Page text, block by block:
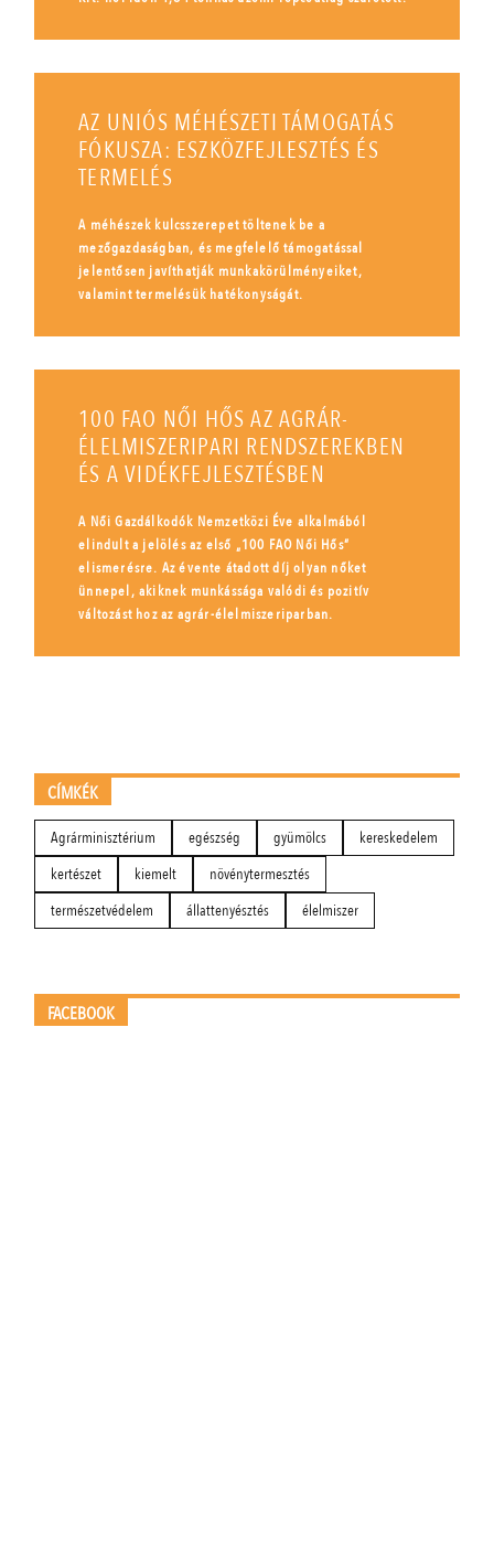
AZ UNIÓS MÉHÉSZETI TÁMOGATÁS
FÓKUSZA: ESZKÖZFEJLESZTÉS ÉS
TERMELÉS
A méhészek kulcsszerepet töltenek be a
mezőgazdaságban, és megfelelő támogatással
jelentősen javíthatják munkakörülményeiket,
valamint termelésük hatékonyságát.
100 FAO NŐI HŐS AZ AGRÁR-
ÉLELMISZERIPARI RENDSZEREKBEN
ÉS A VIDÉKFEJLESZTÉSBEN
A Női Gazdálkodók Nemzetközi Éve alkalmából
elindult a jelölés az első „100 FAO Női Hős”
elismerésre. Az évente átadott díj olyan nőket
ünnepel, akiknek munkássága valódi és pozitív
változást hoz az agrár-élelmiszeriparban.
CÍMKÉK
Agrárminisztérium egészség gyümölcs
kereskedelem
kertészet
kiemelt
növénytermesztés
természetvédelem
állattenyésztés élelmiszer
FACEBOOK